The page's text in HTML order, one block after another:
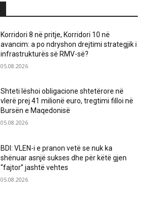
Korridori 8 në pritje, Korridori 10 në
avancim: a po ndryshon drejtimi strategjik i
infrastrukturës së RMV-së?
05.08.2026
Shteti lëshoi obligacione shtetërore në
vlerë prej 41 milionë euro, tregtimi filloi në
Bursën e Maqedonisë
05.08.2026
BDI: VLEN-i e pranon vetë se nuk ka
shënuar asnjë sukses dhe për këtë gjen
“fajtor” jashtë vehtes
05.08.2026